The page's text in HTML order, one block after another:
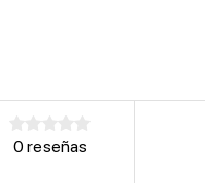
0 reseñas